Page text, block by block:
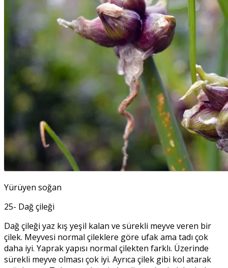
Yürüyen soğan
25- Dağ çileği
Dağ çileği yaz kış yeşil kalan ve sürekli meyve veren bir
çilek. Meyvesi normal çileklere göre ufak ama tadı çok
daha iyi. Yaprak yapısı normal çilekten farklı. Üzerinde
sürekli meyve olması çok iyi. Ayrıca çilek gibi kol atarak